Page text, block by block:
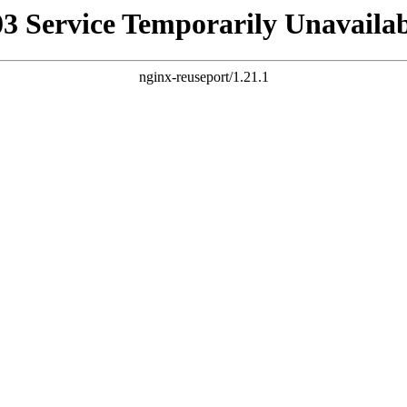
Service Temporarily
nginx-reuseport/1.21.1